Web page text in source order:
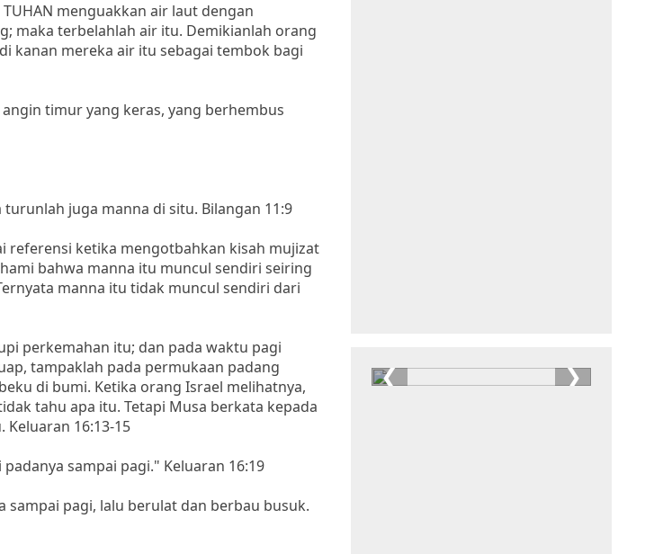
menguakkan air laut dengan
maka terbelahlah air itu. Demikianlah orang
kanan mereka air itu sebagai tembok bagi
timur yang keras, yang berhembus
juga manna di situ. Bilangan 11:9
referensi ketika mengotbahkan kisah mujizat
bahwa manna itu muncul sendiri seiring
manna itu tidak muncul sendiri dari
perkemahan itu; dan pada waktu pagi
tampaklah pada permukaan padang
di bumi. Ketika orang Israel melihatnya,
tahu apa itu. Tetapi Musa berkata kepada
16:13-15
sampai pagi." Keluaran 16:19
pagi, lalu berulat dan berbau busuk.